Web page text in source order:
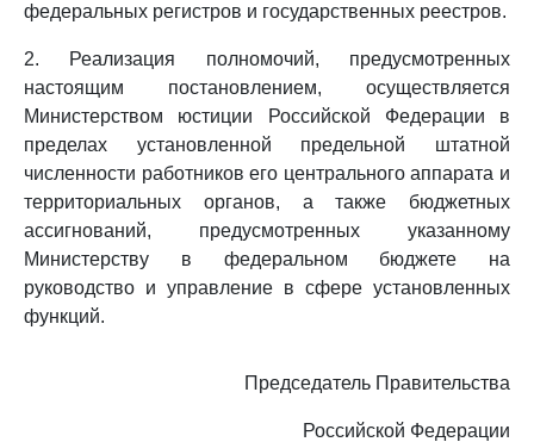
федеральных регистров и государственных реестров.
2. Реализация полномочий, предусмотренных
настоящим постановлением, осуществляется
Министерством юстиции Российской Федерации в
пределах установленной предельной штатной
численности работников его центрального аппарата и
территориальных органов, а также бюджетных
ассигнований, предусмотренных указанному
Министерству в федеральном бюджете на
руководство и управление в сфере установленных
функций.
Председатель Правительства
Российской Федерации